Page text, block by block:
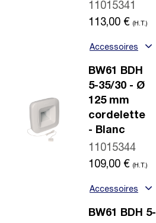
11015341
113,00 € (H.T.)
Accessoires
BW61 BDH
5-35/30 - Ø
125 mm
cordelette
- Blanc
11015344
109,00 € (H.T.)
Accessoires
BW61 BDH 5-